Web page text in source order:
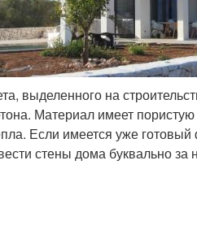
выделенного на
Материал имеет пористую
Если имеется уже
стены дома буквально